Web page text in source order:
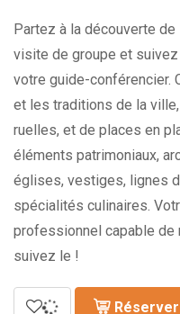
à
Partez à la découverte de
visite de groupe et
votre guide-conférencier.
et les traditions de la
ruelles, et de places en
éléments patrimoniaux,
églises, vestiges, lignes
spécialités culinaires.
professionnel capable de
suivez le !
Réserver